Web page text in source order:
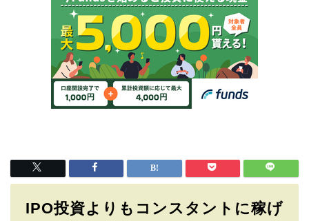
IPO投資よりもコンスタントに稼げ